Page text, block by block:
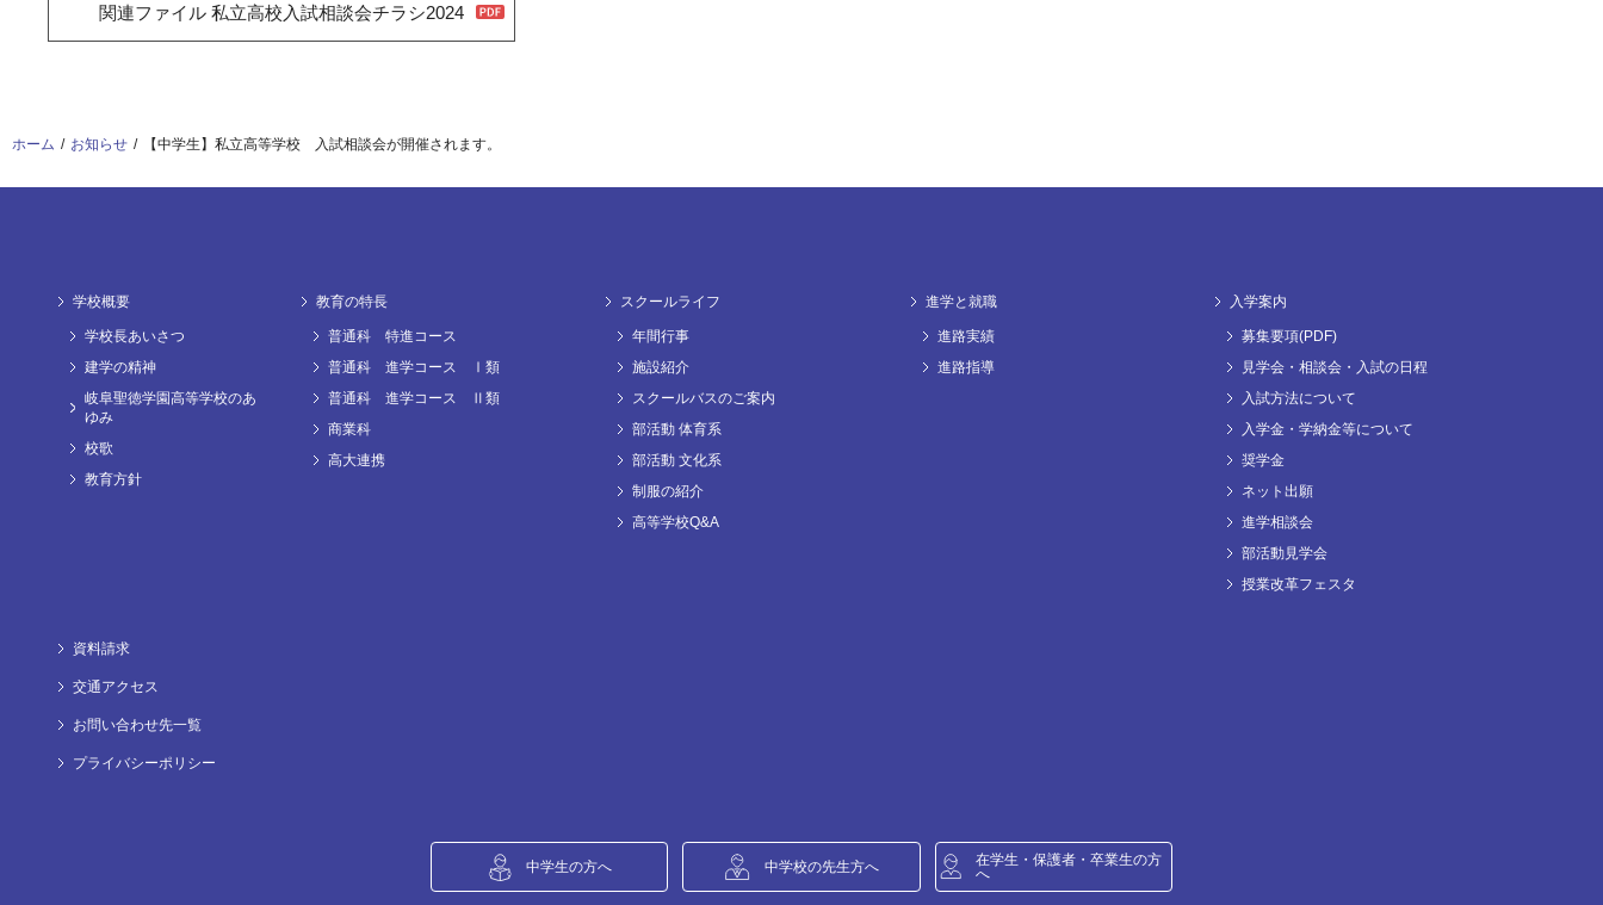
関連ファイル 私立高校入試相談会チラシ2024
ホーム お知らせ 【中学生】私立高等学校 入試相談会が開催されます。
学校概要
学校長あいさつ
建学の精神
岐阜聖徳学園高等学校のあ
ゆみ
校歌
教育方針
教育の特長
普通科 特進コース
普通科 進学コース Ⅰ類
普通科 進学コース Ⅱ類
商業科
高大連携
スクールライフ
年間行事
施設紹介
スクールバスのご案内
部活動 体育系
部活動 文化系
制服の紹介
高等学校Q&A
進学と就職
進路実績
進路指導
入学案内
募集要項(PDF)
見学会・相談会・入試の日程
入試方法について
入学金・学納金等について
奨学金
ネット出願
進学相談会
部活動見学会
授業改革フェスタ
資料請求
交通アクセス
お問い合わせ先一覧
プライバシーポリシー
中学生の方へ 中学校の先生方へ
在学生・保護者・卒業生の方
へ